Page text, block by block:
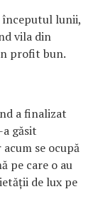
începutul lunii,
vila din
profit bun.
a finalizat
găsit
se ocupă
pe care o au
de lux pe